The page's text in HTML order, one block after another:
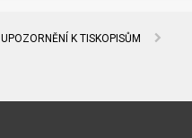
UPOZORNĚNÍ K TISKOPISŮM